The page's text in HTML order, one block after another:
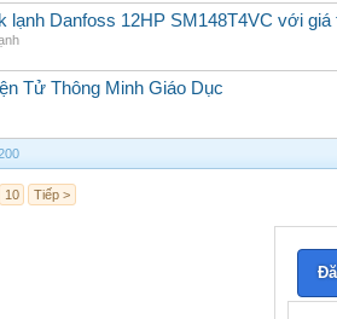
lạnh Danfoss 12HP SM148T4VC với
Tử Thông Minh Giáo Dục
10 Tiếp >